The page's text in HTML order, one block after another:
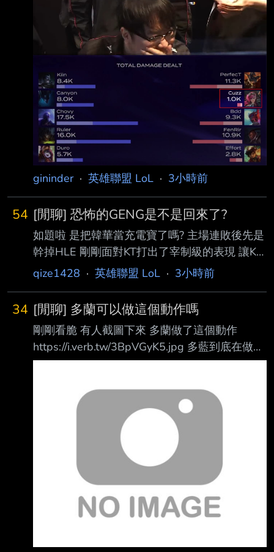
gininder· 英雄聯盟 LoL · 3小時前
54 [閒聊] 恐怖的GENG是不是回來了?
如題啦 是把韓華當充電寶了嗎? 主場連敗後先是
幹掉HLE 剛剛面對KT打出了宰制級的表現 讓KT
1龍0塔0人頭 恐怖的聯賽王者GENG是不是回來
qize1428 · 英雄聯盟 LoL · 3小時前
34 [閒聊] 多蘭可以做這個動作嗎
剛剛看脆 有人截圖下來 多蘭做了這個動作
https://i.verb.tw/3BpVGyK5.jpg 多藍到底在做什
麼啊 好可怕啊 --